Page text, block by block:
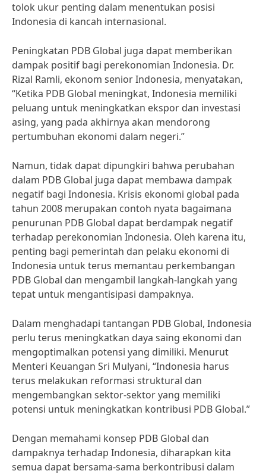
tolok ukur penting dalam menentukan posisi
Indonesia di kancah internasional.
Peningkatan PDB Global juga dapat memberikan
dampak positif bagi perekonomian Indonesia. Dr.
Rizal Ramli, ekonom senior Indonesia, menyatakan,
“Ketika PDB Global meningkat, Indonesia memiliki
peluang untuk meningkatkan ekspor dan investasi
asing, yang pada akhirnya akan mendorong
pertumbuhan ekonomi dalam negeri.”
Namun, tidak dapat dipungkiri bahwa perubahan
dalam PDB Global juga dapat membawa dampak
negatif bagi Indonesia. Krisis ekonomi global pada
tahun 2008 merupakan contoh nyata bagaimana
penurunan PDB Global dapat berdampak negatif
terhadap perekonomian Indonesia. Oleh karena itu,
penting bagi pemerintah dan pelaku ekonomi di
Indonesia untuk terus memantau perkembangan
PDB Global dan mengambil langkah-langkah yang
tepat untuk mengantisipasi dampaknya.
Dalam menghadapi tantangan PDB Global, Indonesia
perlu terus meningkatkan daya saing ekonomi dan
mengoptimalkan potensi yang dimiliki. Menurut
Menteri Keuangan Sri Mulyani, “Indonesia harus
terus melakukan reformasi struktural dan
mengembangkan sektor-sektor yang memiliki
potensi untuk meningkatkan kontribusi PDB Global.”
Dengan memahami konsep PDB Global dan
dampaknya terhadap Indonesia, diharapkan kita
semua dapat bersama-sama berkontribusi dalam